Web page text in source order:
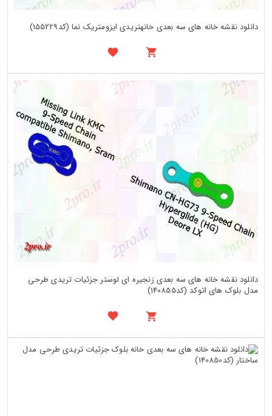
دانلود نقشه خانه های سه بعدی خانهتریدی ایزومتریک نما (کد155229)
دانلود نقشه خانه های سه بعدی زنجیره ای لوستر جزئیات تریدی طرحی
مدل بلوک های اتوکد (کد140855)